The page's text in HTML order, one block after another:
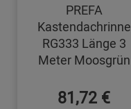
PREFA
Kastendachrinne
RG333 Länge 3
Meter Moosgrün
81,72 €